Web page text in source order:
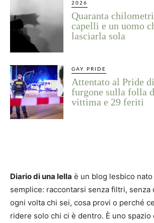
2026
Quaranta
capelli e un uomo
lasciarla sola
GAY PRIDE
Attentato al Pride
furgone sulla folla
vittima e 29 feriti
Diario di una lella è un blog lesbico
semplice: raccontarsi senza filtri, senza
ogni volta chi sei, cosa provi o perché
ridere solo chi ci è dentro. È uno spazio